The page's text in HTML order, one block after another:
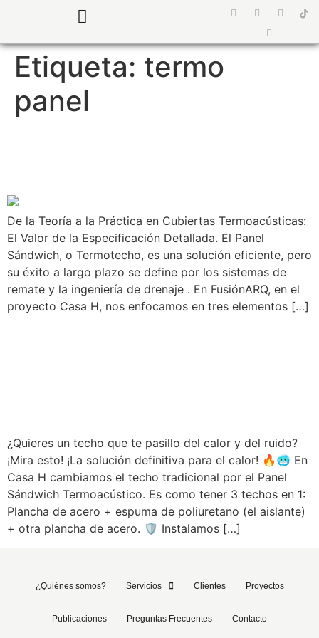
Etiqueta: termo
panel
De la Teoría a la Práctica en Cubiertas Termoacústicas:
El Valor de la Especificación Detallada. El Panel
Sándwich, o Termotecho, es una solución eficiente, pero
su éxito a largo plazo se define por los sistemas de
remate y la ingeniería de drenaje . En FusiónARQ, en el
proyecto Casa H, nos enfocamos en tres elementos […]
¿Quieres un techo que te pasillo del calor y del ruido?
¡Mira esto! ¡La solución definitiva para el calor! 🔥🥶 En
Casa H cambiamos el techo tradicional por el Panel
Sándwich Termoacústico. Es como tener 3 techos en 1:
Plancha de acero + espuma de poliuretano (el aislante)
+ otra plancha de acero. 🛡️ Instalamos […]
¿Quiénes somos? Servicios Clientes Proyectos
Publicaciones Preguntas Frecuentes Contacto